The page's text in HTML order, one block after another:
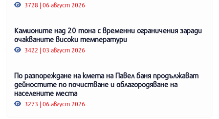
3728 | 06 август 2026
Камионите над 20 тона с временни ограничения заради
очакваните високи температури
3422 | 03 август 2026
По разпореждане на кмета на Павел баня продължават
дейностите по почистване и облагородяване на
населените места
3273 | 06 август 2026